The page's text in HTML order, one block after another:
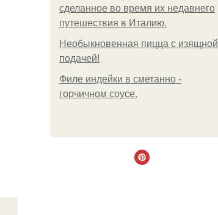
сделанное во время их недавнего
путешествия в Италию.
Необыкновенная пицца с изящной
подачей!
Филе индейки в сметанно -
горчичном соусе.